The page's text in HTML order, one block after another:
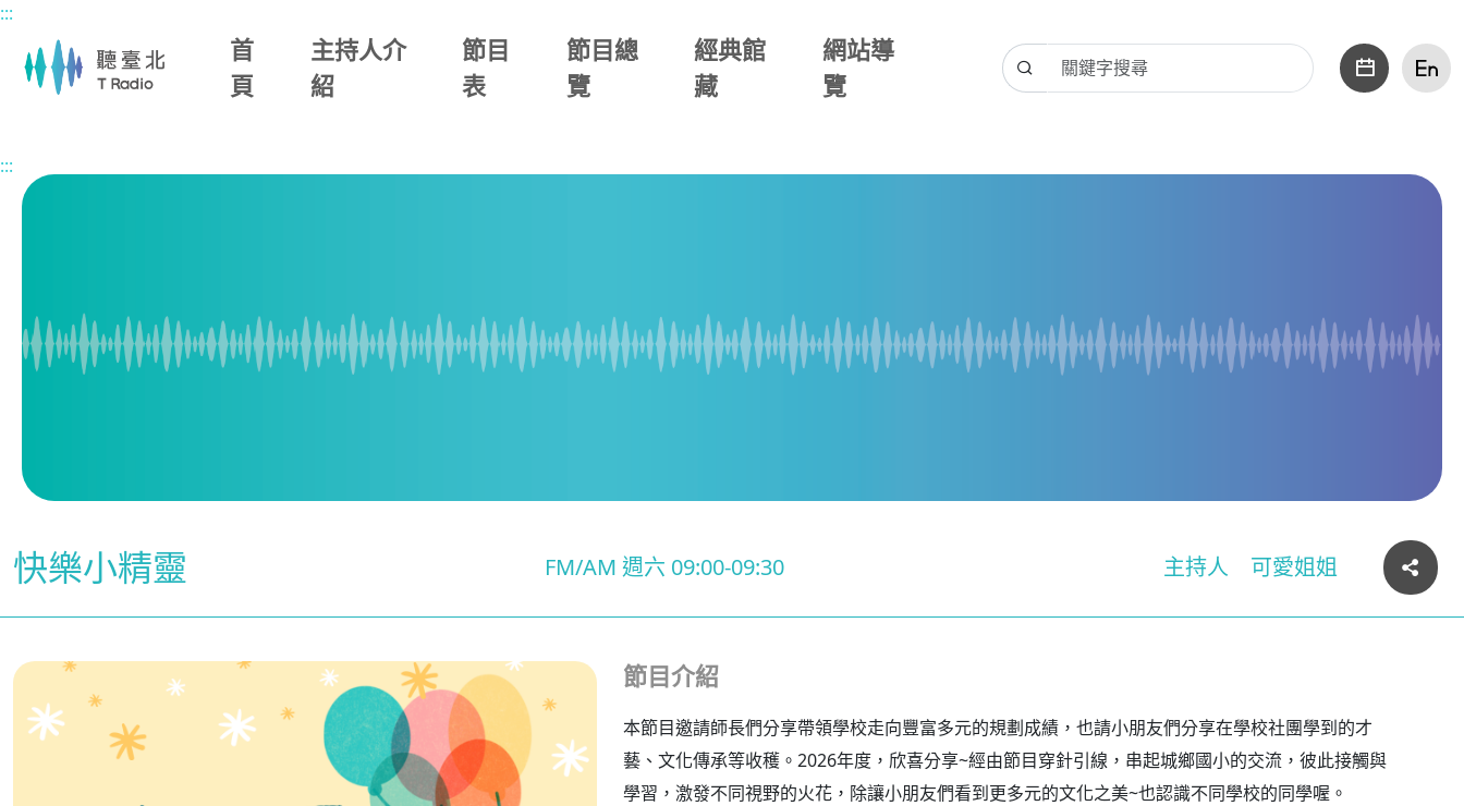
主要內容區塊
:::
首
頁
主持人介
紹
節目
表
節目總
覽
經典館
藏
網站導
覽
:::
快樂小精靈 FM/AM 週六 09:00-09:30 主持人 可愛姐姐
節目介紹
本節目邀請師長們分享帶領學校走向豐富多元的規劃成績，也請小朋友們分享在學校社團學到的才
藝、文化傳承等收穫。2026年度，欣喜分享~經由節目穿針引線，串起城鄉國小的交流，彼此接觸與
學習，激發不同視野的火花，除讓小朋友們看到更多元的文化之美~也認識不同學校的同學喔。